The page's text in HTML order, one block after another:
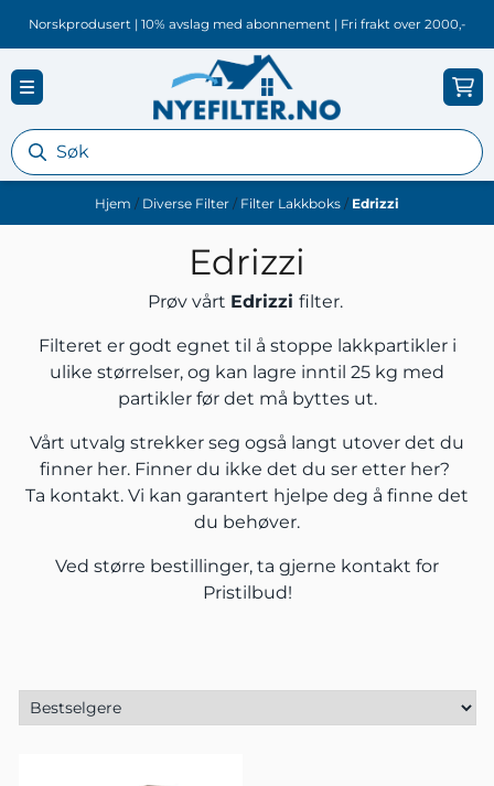
Hopp til innhold
Norskprodusert | 10% avslag med abonnement | Fri frakt over 2000,-
Hjem / Diverse Filter / Filter Lakkboks / Edrizzi
Edrizzi
Prøv vårt Edrizzi filter.
Filteret er godt egnet til å stoppe lakkpartikler i
ulike størrelser, og kan lagre inntil 25 kg med
partikler før det må byttes ut.
Vårt utvalg strekker seg også langt utover det du
finner her. Finner du ikke det du ser etter her?
Ta kontakt. Vi kan garantert hjelpe deg å finne det
du behøver.
Ved større bestillinger, ta gjerne kontakt for
Pristilbud!